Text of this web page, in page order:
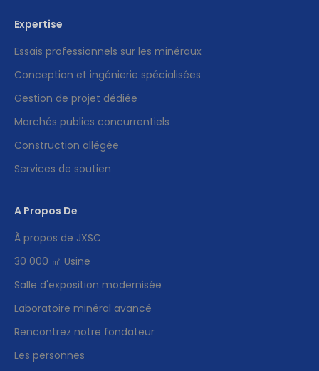
Expertise
Essais professionnels sur les minéraux
Conception et ingénierie spécialisées
Gestion de projet dédiée
Marchés publics concurrentiels
Construction allégée
Services de soutien
A Propos De
À propos de JXSC
30 000 ㎡ Usine
Salle d'exposition modernisée
Laboratoire minéral avancé
Rencontrez notre fondateur
Les personnes